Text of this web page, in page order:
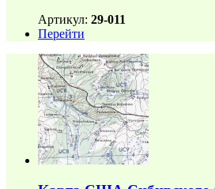
Артикул: 29-011
Перейти